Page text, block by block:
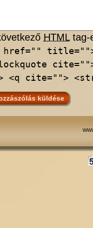
HTMLtag-
href=""
<q cite="">